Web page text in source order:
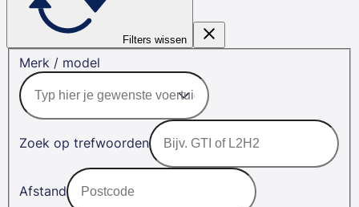
Filters wissen
Merk / model
Zoek op trefwoorden
Afstand